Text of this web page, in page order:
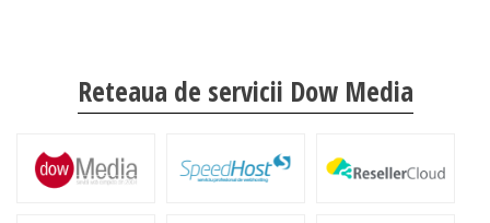
Reteaua de servicii Dow Media